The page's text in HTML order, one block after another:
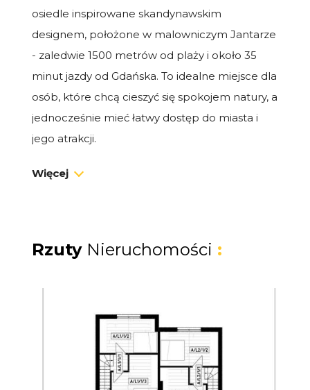
osiedle inspirowane skandynawskim
designem, położone w malowniczym Jantarze
- zaledwie 1500 metrów od plaży i około 35
minut jazdy od Gdańska. To idealne miejsce dla
osób, które chcą cieszyć się spokojem natury, a
jednocześnie mieć łatwy dostęp do miasta i
jego atrakcji.
Dom premium 48 m² z ogrodem
postojowym. To idealna przestrzeń zarówno
na własne wakacje i weekendy, jak i na
Salon z aneksem kuchennym i wyjściem
Więcej
Rzuty Nieruchomości :